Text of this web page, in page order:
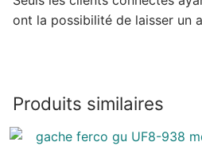
ont la possibilité de laisser un
Produits similaires